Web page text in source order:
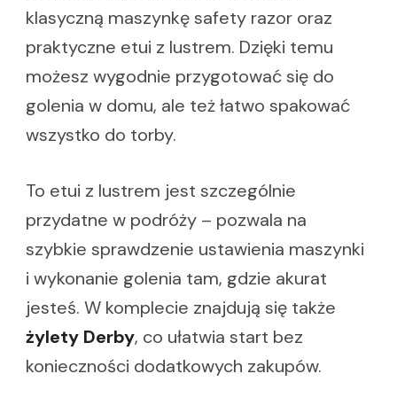
klasyczną maszynkę safety razor oraz
praktyczne etui z lustrem. Dzięki temu
możesz wygodnie przygotować się do
golenia w domu, ale też łatwo spakować
wszystko do torby.
To etui z lustrem jest szczególnie
przydatne w podróży – pozwala na
szybkie sprawdzenie ustawienia maszynki
i wykonanie golenia tam, gdzie akurat
jesteś. W komplecie znajdują się także
żylety Derby, co ułatwia start bez
konieczności dodatkowych zakupów.